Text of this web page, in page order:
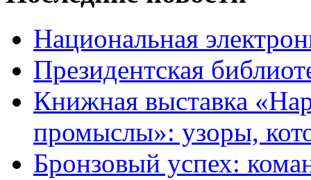
Национальная
Президентская
Книжная выставка
промыслы»: узоры,
Бронзовый успех: